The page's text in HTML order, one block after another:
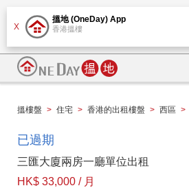
X
搵地 (OneDay) App
香港搵樓
搵樓盤 > 住宅 > 香港的出租樓盤 > 西區 >
已過期
三匯大廈兩房一廳單位出租
HK$ 33,000 / 月